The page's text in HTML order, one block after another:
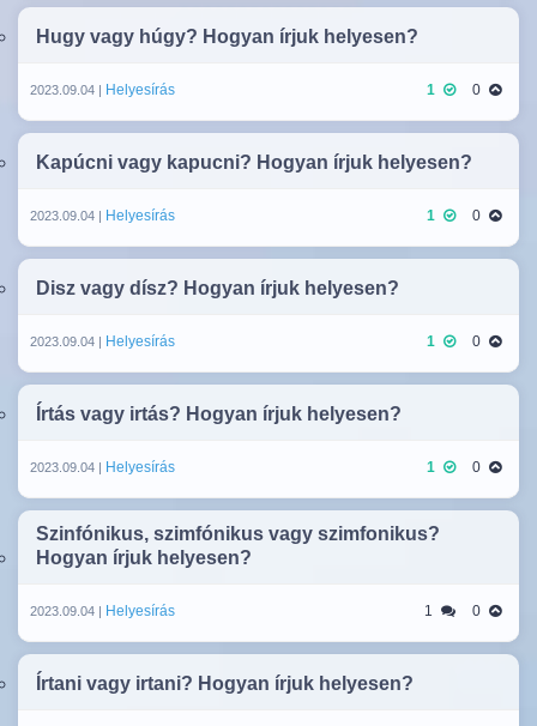
Hugy vagy húgy? Hogyan írjuk helyesen?
2023.09.04 | Helyesírás 1 0
Kapúcni vagy kapucni? Hogyan írjuk helyesen?
2023.09.04 | Helyesírás 1 0
Disz vagy dísz? Hogyan írjuk helyesen?
2023.09.04 | Helyesírás 1 0
Írtás vagy irtás? Hogyan írjuk helyesen?
2023.09.04 | Helyesírás 1 0
Szinfónikus, szimfónikus vagy szimfonikus?
Hogyan írjuk helyesen?
2023.09.04 | Helyesírás 1 0
Írtani vagy irtani? Hogyan írjuk helyesen?